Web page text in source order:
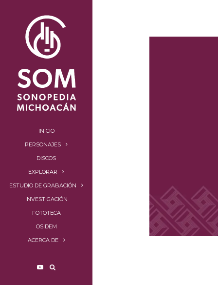
INICIO
PERSONAJES
DISCOS
EXPLORAR
ESTUDIO DE GRABACIÓN
INVESTIGACIÓN
FOTOTECA
OSIDEM
ACERCA DE